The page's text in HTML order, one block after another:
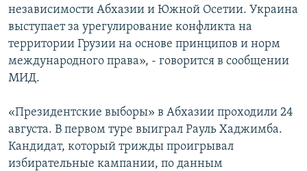
ELIFBE
УКРАИНСКАЯ ПРОБЛЕМА КРЫМА
Все сайты RFE/RL
независимости Абхазии и Южной Осетии. Украина
выступает за урегулирование конфликта на
территории Грузии на основе принципов и норм
международного права», ‑ говорится в сообщении
МИД.
«Президентские выборы» в Абхазии проходили 24
августа. В первом туре выиграл Рауль Хаджимба.
Кандидат, который трижды проигрывал
избирательные кампании, по данным